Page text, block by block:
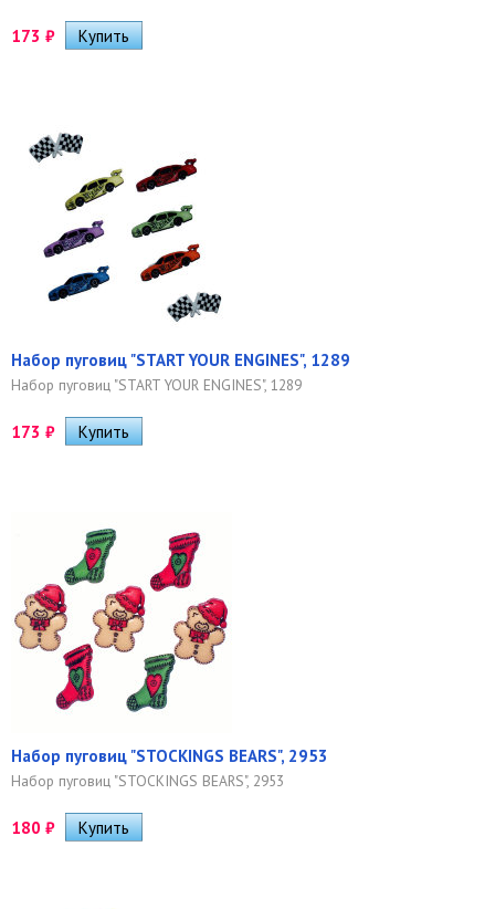
173 ₽
Набор пуговиц "START YOUR ENGINES", 1289
Набор пуговиц "START YOUR ENGINES", 1289
173 ₽
Набор пуговиц "STOCKINGS BEARS", 2953
Набор пуговиц "STOCKINGS BEARS", 2953
180 ₽